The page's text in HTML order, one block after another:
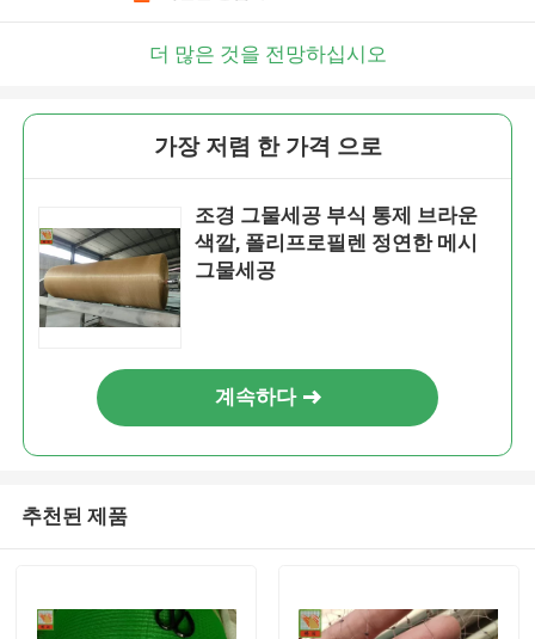
더 많은 것을 전망하십시오
가장 저렴 한 가격 으로
조경 그물세공 부식 통제 브라운
색깔, 폴리프로필렌 정연한 메시
그물세공
계속하다
추천된 제품